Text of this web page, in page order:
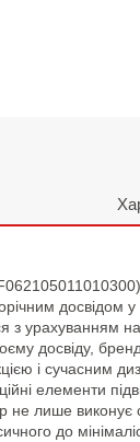
досвідом
урахуванням
досвіду,
і сучасним
елементи
не лише
до